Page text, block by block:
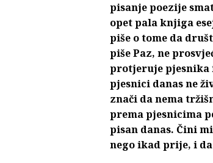
pisanje poezije
opet pala knjiga
piše o tome da
piše Paz, ne
protjeruje pjesnika
pjesnici danas ne
znači da nema
prema pjesnicima
pisan danas. Čini
nego ikad prije, i